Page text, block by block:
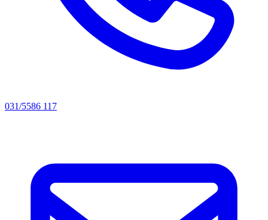
031/5586 117